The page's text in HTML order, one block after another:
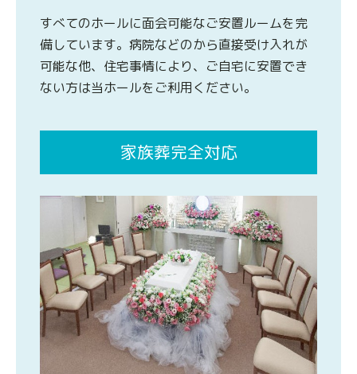
すべてのホールに面会可能なご安置ルームを完
備しています。病院などのから直接受け入れが
可能な他、住宅事情により、ご自宅に安置でき
ない方は当ホールをご利用ください。
家族葬完全対応